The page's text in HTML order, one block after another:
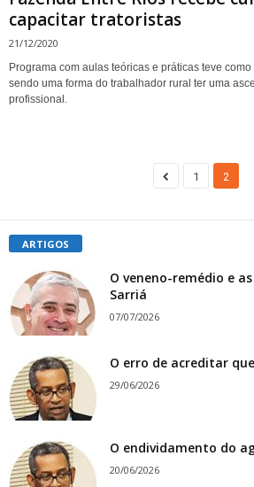
capacitar tratoristas
21/12/2020
Programa com aulas teóricas e práticas teve como
sendo uma forma do trabalhador rural ter uma
profissional.
1 2
ARTIGOS
O veneno-remédio e
Sarriá
07/07/2026
O erro de acreditar
29/06/2026
O endividamento do
20/06/2026